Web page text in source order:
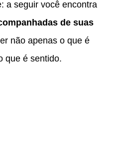
a seguir você encontra
de suas
não apenas o que é
que é sentido.